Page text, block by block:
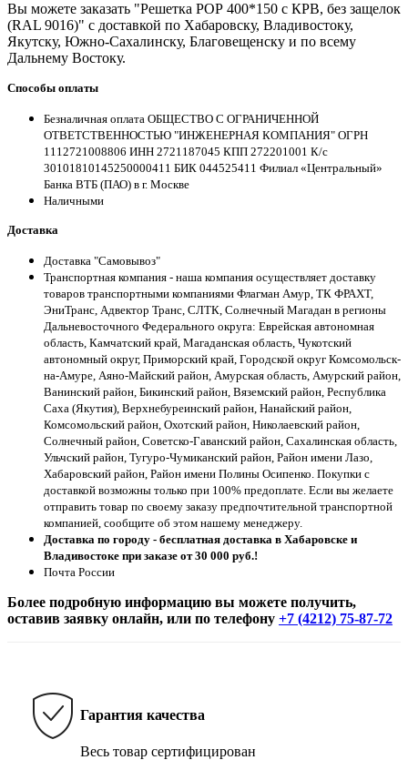
Вы можете заказать "Решетка РОР 400*150 с КРВ, без защелок
(RAL 9016)" с доставкой по Хабаровску, Владивостоку,
Якутску, Южно-Сахалинску, Благовещенску и по всему
Дальнему Востоку.
Способы оплаты
Безналичная оплата ОБЩЕСТВО С ОГРАНИЧЕННОЙ
ОТВЕТСТВЕННОСТЬЮ "ИНЖЕНЕРНАЯ КОМПАНИЯ" ОГРН
1112721008806 ИНН 2721187045 КПП 272201001 К/с
30101810145250000411 БИК 044525411 Филиал «Центральный»
Банка ВТБ (ПАО) в г. Москве
Наличными
Доставка
Доставка "Самовывоз"
Транспортная компания - наша компания осуществляет доставку
товаров транспортными компаниями Флагман Амур, ТК ФРАХТ,
ЭниТранс, Адвектор Транс, СЛТК, Солнечный Магадан в регионы
Дальневосточного Федерального округа: Еврейская автономная
область, Камчатский край, Магаданская область, Чукотский
автономный округ, Приморский край, Городской округ Комсомольск-
на-Амуре, Аяно-Майский район, Амурская область, Амурский район,
Ванинский район, Бикинский район, Вяземский район, Республика
Саха (Якутия), Верхнебуреинский район, Нанайский район,
Комсомольский район, Охотский район, Николаевский район,
Солнечный район, Советско-Гаванский район, Сахалинская область,
Ульчский район, Тугуро-Чумиканский район, Район имени Лазо,
Хабаровский район, Район имени Полины Осипенко. Покупки с
доставкой возможны только при 100% предоплате. Если вы желаете
отправить товар по своему заказу предпочтительной транспортной
компанией, сообщите об этом нашему менеджеру.
Доставка по городу - бесплатная доставка в Хабаровске и
Владивостоке при заказе от 30 000 руб.!
Почта России
Более подробную информацию вы можете получить,
оставив заявку онлайн, или по телефону +7 (4212) 75-87-72
Гарантия качества
Весь товар сертифицирован